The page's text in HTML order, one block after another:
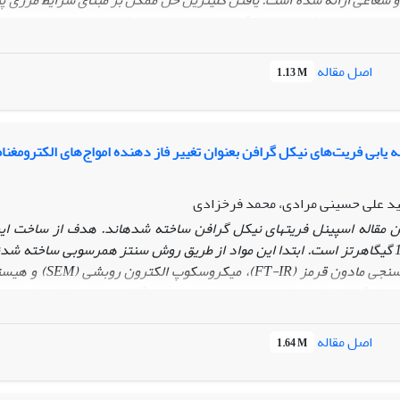
حل از دو نرم‌افزار مطلب و آباکوس استفاده شده که برای این منظور
اشتروم-لیوویل و تبدیل فوریه انتقال حرارت در نرم‌افزار مطلب بررسی
زاویه الیاف دلخواه بین توزیع درجه حرارت برای زوایای صفر و 90 ارائه شده است.
اصل مقاله 1.13 M
فریت‌های نیکل گرافن بعنوان تغییر فاز دهنده امواج‌های
علی حسینی مرادی، محمد فرخزادی
مقاله اسپینل فریت­­های نیکل گرافن ساخته شده­اند. هدف از ساخت
گیگاهرتز است. ابتدا این مواد از طریق روش سنتز هم­رسوبی
مادون قرمز (FT-IR)، میکروسکوپ الکترون روبشی (SEM) و
بدست آمدند. تانژانت تلفاتی دی الکتریک و افت بازگشتی نیز برای
VSM
برای پارامترهای اصلی در راستای پارامترهای مورد مطالعه در شیفت
اصل مقاله 1.64 M